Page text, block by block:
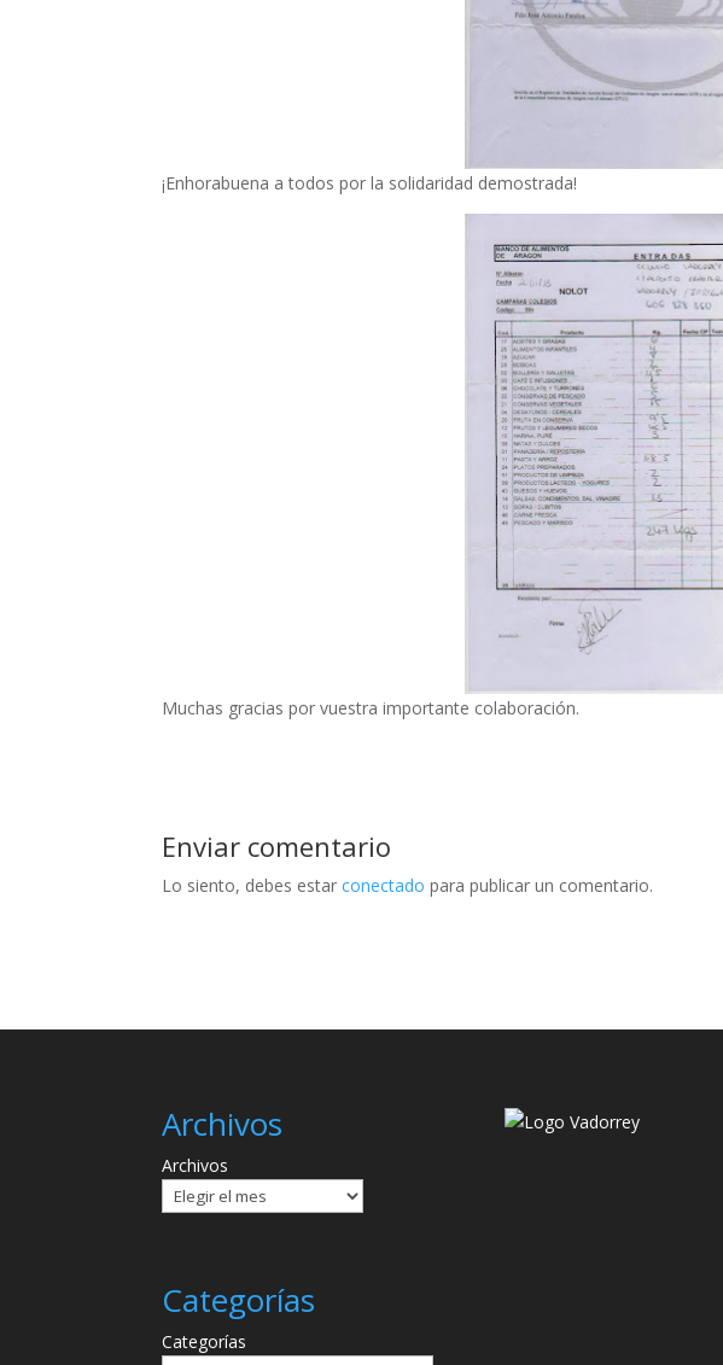
¡Enhorabuena a todos por la solidaridad demostrada!
Muchas gracias por vuestra importante colaboración.
Enviar comentario
Lo siento, debes estarconectado para publicar un comentario.
Archivos
Archivos
Categorías
Categorías